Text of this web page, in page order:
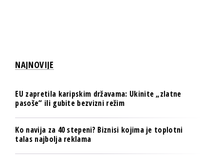
NAJNOVIJE
EU zapretila karipskim državama: Ukinite „zlatne
pasoše“ ili gubite bezvizni režim
Ko navija za 40 stepeni? Biznisi kojima je toplotni
talas najbolja reklama